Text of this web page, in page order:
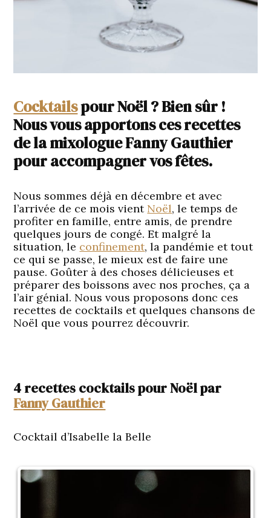
Cocktailspour Noël ? Bien sûr !
Nous vous apportons ces recettes
de la mixologue Fanny Gauthier
pour accompagner vos fêtes.
Nous sommes déjà en décembre et avec
l’arrivée de ce mois vient Noël, le temps de
profiter en famille, entre amis, de prendre
quelques jours de congé. Et malgré la
situation, le confinement, la pandémie et tout
ce qui se passe, le mieux est de faire une
pause. Goûter à des choses délicieuses et
préparer des boissons avec nos proches, ça a
l’air génial. Nous vous proposons donc ces
recettes de cocktails et quelques chansons de
Noël que vous pourrez découvrir.
4 recettes cocktails pour Noël par
Fanny Gauthier
Cocktail d’Isabelle la Belle